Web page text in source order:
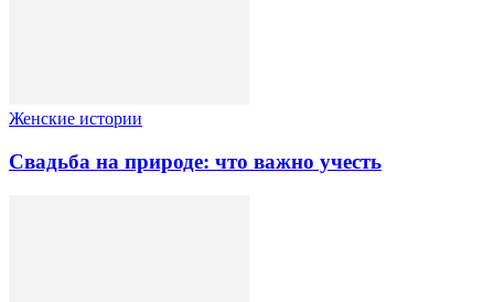
Женские истории
Свадьба на природе: что важно учесть